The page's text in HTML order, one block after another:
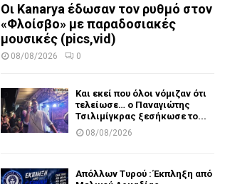
Οι Kanarya έδωσαν τον ρυθμό στον
«Φλοίσβο» με παραδοσιακές
μουσικές (pics,vid)
08/08/2026 0
Και εκεί που όλοι νόμιζαν ότι
τελείωσε… ο Παναγιώτης
Τσιλιμίγκρας ξεσήκωσε το...
08/08/2026
Απόλλων Τυρού : Έκπληξη από